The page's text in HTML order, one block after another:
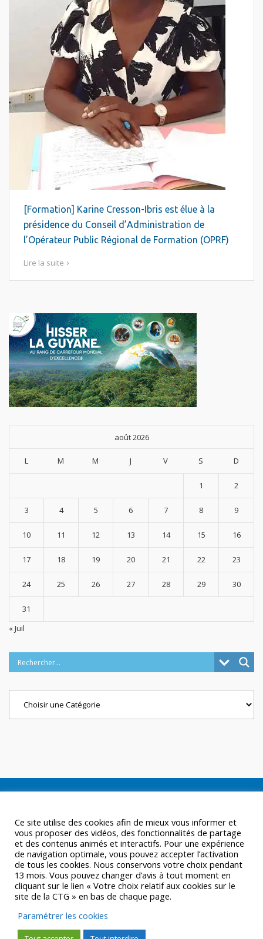
[Formation] Karine Cresson-Ibris est élue à la
présidence du Conseil d’Administration de
l’Opérateur Public Régional de Formation (OPRF)
Lire la suite
août 2026
L M M J V S D
1 2
3 4 5 6 7 8 9
10 11 12 13 14 15 16
17 18 19 20 21 22 23
24 25 26 27 28 29 30
31
« Juil
Ce site utilise des cookies afin de mieux vous informer et
vous proposer des vidéos, des fonctionnalités de partage
et des contenus animés et interactifs. Pour une expérience
de navigation optimale, vous pouvez accepter l’activation
de tous les cookies. Nous conservons votre choix pendant
13 mois. Vous pouvez changer d’avis à tout moment en
cliquant sur le lien « Votre choix relatif aux cookies sur le
site de la CTG » en bas de chaque page.
Paramétrer les cookies